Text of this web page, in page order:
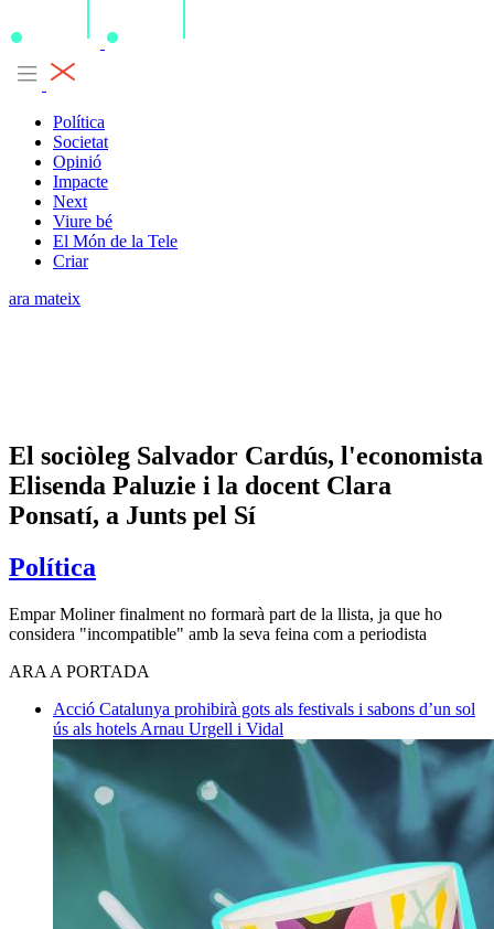
Política
Societat
Opinió
Impacte
Next
Viure bé
El Món de la Tele
Criar
ara mateix
El sociòleg Salvador Cardús, l'economista
Elisenda Paluzie i la docent Clara
Ponsatí, a Junts pel Sí
Política
Empar Moliner finalment no formarà part de la llista, ja que ho
considera "incompatible" amb la seva feina com a periodista
ARA A PORTADA
Acció Catalunya prohibirà gots als festivals i sabons d’un sol
ús als hotels Arnau Urgell i Vidal